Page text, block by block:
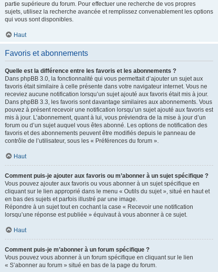
partie supérieure du forum. Pour effectuer une recherche de vos propres
sujets, utilisez la recherche avancée et remplissez convenablement les options
qui vous sont disponibles.
Haut
Favoris et abonnements
Quelle est la différence entre les favoris et les abonnements ?
Dans phpBB 3.0, la fonctionnalité qui vous permettait d’ajouter un sujet aux
favoris était similaire à celle présente dans votre navigateur internet. Vous ne
receviez aucune notification lorsqu’un sujet ajouté aux favoris était mis à jour.
Dans phpBB 3.3, les favoris sont davantage similaires aux abonnements. Vous
pouvez à présent recevoir une notification lorsqu’un sujet ajouté aux favoris est
mis à jour. L’abonnement, quant à lui, vous préviendra de la mise à jour d’un
forum ou d’un sujet auquel vous êtes abonné. Les options de notification des
favoris et des abonnements peuvent être modifiés depuis le panneau de
contrôle de l’utilisateur, sous les « Préférences du forum ».
Haut
Comment puis-je ajouter aux favoris ou m’abonner à un sujet spécifique ?
Vous pouvez ajouter aux favoris ou vous abonner à un sujet spécifique en
cliquant sur le lien approprié dans le menu « Outils du sujet », situé en haut et
en bas des sujets et parfois illustré par une image.
Répondre à un sujet tout en cochant la case « Recevoir une notification
lorsqu’une réponse est publiée » équivaut à vous abonner à ce sujet.
Haut
Comment puis-je m’abonner à un forum spécifique ?
Vous pouvez vous abonner à un forum spécifique en cliquant sur le lien
« S’abonner au forum » situé en bas de la page du forum.